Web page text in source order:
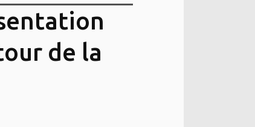
de la